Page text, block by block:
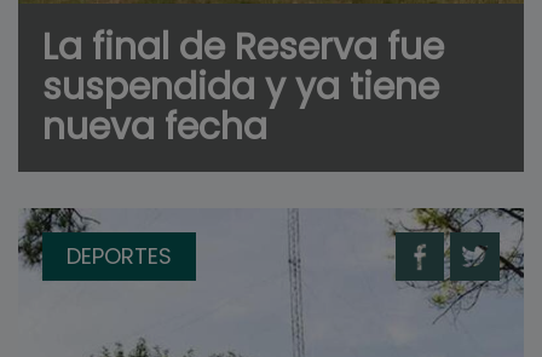
La final de Reserva fue
suspendida y ya tiene
nueva fecha
DEPORTES